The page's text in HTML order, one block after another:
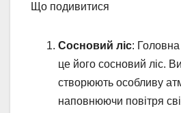
Що подивитися
Сосновий ліс:
це його сосновий ліс.
створюють особливу
наповнюючи повітря